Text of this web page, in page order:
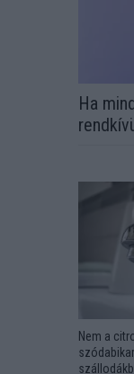
Ha
Nem a